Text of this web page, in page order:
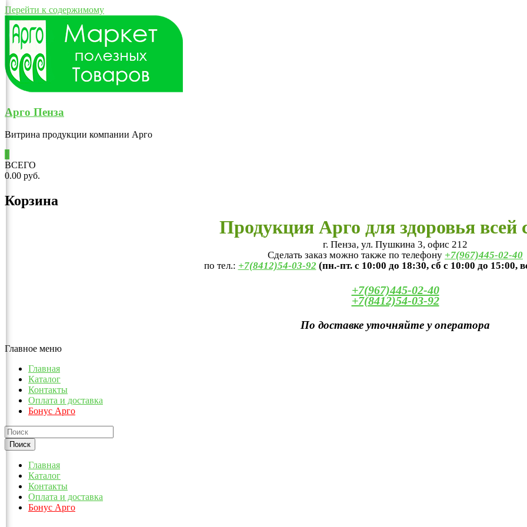
Перейти к содержимому
Арго Пенза
Витрина продукции компании Арго
ВСЕГО
0.00 руб.
Корзина
Продукция Арго для здоровья всей
г. Пенза, ул. Пушкина 3, офис 212
Сделать заказ можно также по телефону +7(967)445-02-40
по тел.: +7(8412)54-03-92 (пн.-пт. с 10:00 до 18:30, сб с 10:00 до 15:00,
+7(967)445-02-40
+7(8412)54-03-92
По доставке уточняйте у оператора
Главное меню
Главная
Каталог
Контакты
Оплата и доставка
Бонус Арго
Главная
Каталог
Контакты
Оплата и доставка
Бонус Арго